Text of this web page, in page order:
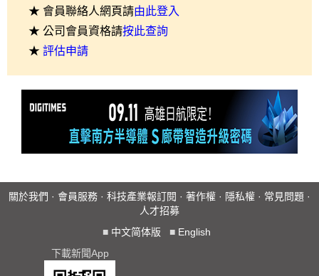
★ 會員聯絡人網頁請由此登入
★ 公司會員資格請按此查詢
★ 評估申請
關於我們 · 會員服務 · 科技產業報訂閱 · 著作權 · 隱私權 · 常見問題 ·
人才招募
■ 中文简体版 ■ English
下載新聞App